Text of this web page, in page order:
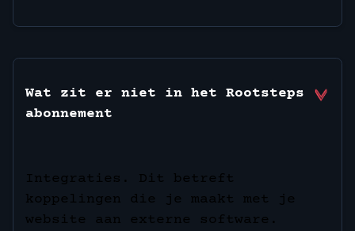
Wat zit er niet in het Rootsteps
abonnement
Integraties. Dit betreft
koppelingen die je maakt met je
website aan externe software.